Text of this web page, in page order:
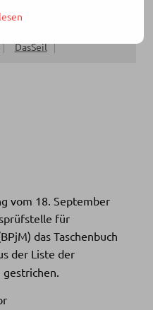
DasSeil
vom 18. September
für
das Taschenbuch
der Liste der